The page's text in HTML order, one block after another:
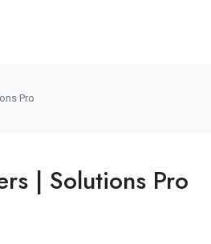
Pro
| Solutions Pro